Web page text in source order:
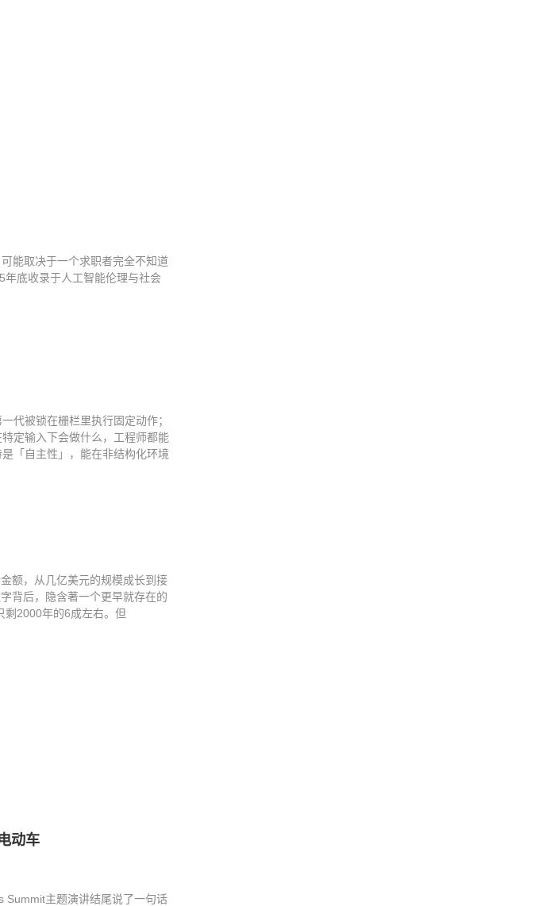
能取决于一个求职者完全不知道
底收录于人工智能伦理与社会
代被锁在栅栏里执行固定动作；
定输入下会做什么，工程师都能
「自主性」，能在非结构化环境
额，从几亿美元的规模成长到接
背后，隐含著一个更早就存在的
剩2000年的6成左右。但
动车
Summit主题演讲结尾说了一句话